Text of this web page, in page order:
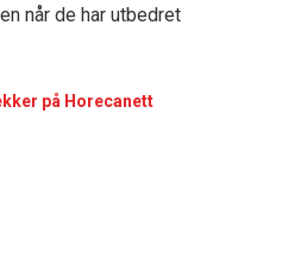
når de har utbedret
på Horecanett